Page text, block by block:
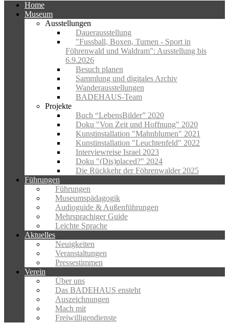
Home
Museum
Ausstellungen
Dauerausstellung
"Fussball, Boxen, Turnen - Sport in
Föhrenwald und Waldram": Ausstellung bis
6.9.2026
Besuch planen
Sammlung und digitales Archiv
Wanderausstellungen
BADEHAUS-Team
Projekte
Buch “LebensBilder” 2020
Doku "Von Zeit und Hoffnung" 2020
Kunstinstallation "Mahnblumen" 2021
Kunstinstallation "Leuchtenfeld" 2022
Interviewreise Israel 2023
Doku "(Dis)placed?" 2024
Die Rückkehr der Föhrenwalder 2025
Führungen
Führungen
Museumspädagogik
Audioguide & Außenführungen
Mehrsprachiger Guide
Leichte Sprache
Aktuelles
Neuigkeiten
Veranstaltungen
Pressestimmen
Verein
Über uns
Das BADEHAUS ensteht
Auszeichnungen
Mach mit
Freiwilligendienste